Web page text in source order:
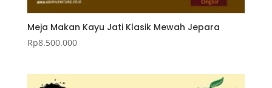
Meja Makan Kayu Jati Klasik Mewah Jepara
Rp8.500.000